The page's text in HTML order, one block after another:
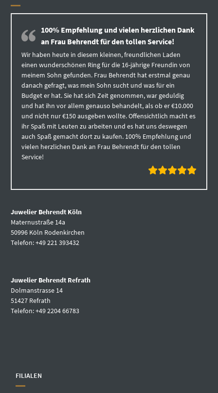
100% Empfehlung und vielen herzlichen Dank
an Frau Behrendt für den tollen Service!
Wir haben heute in diesem kleinen, freundlichen Laden
einen wunderschönen Ring für die 16-jährige Freundin von
meinem Sohn gefunden. Frau Behrendt hat erstmal genau
danach gefragt, was mein Sohn sucht und was für ein
Budget er hat. Sie hat sich Zeit genommen, war geduldig
und hat ihn vor allem genauso behandelt, als ob er €10.000
und nicht nur €150 ausgeben wollte. Offensichtlich macht es
ihr Spaß mit Leuten zu arbeiten und es hat uns deswegen
auch Spaß gemacht dort zu kaufen. 100% Empfehlung und
vielen herzlichen Dank an Frau Behrendt für den tollen
Service!
Juwelier Behrendt Köln
Maternustraße 14a
50996 Köln Rodenkirchen
Telefon: +49 221 393432
Juwelier Behrendt Refrath
Dolmanstrasse 14
51427 Refrath
Telefon: +49 2204 66783
FILIALEN